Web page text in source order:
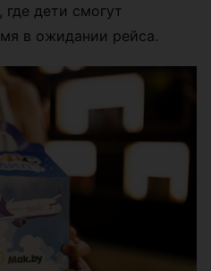
дети смогут
в ожидании рейса.